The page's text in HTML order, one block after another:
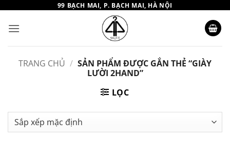
nội
dung
99 BẠCH MAI, P. BẠCH MAI, HÀ NỘI
TRANG CHỦ / SẢN PHẨM ĐƯỢC GẮN THẺ “GIÀY
LƯỜI 2HAND”
LỌC